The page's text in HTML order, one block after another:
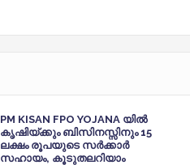
PM KISAN FPO YOJANA യിൽ
കൃഷിയ്ക്കും ബിസിനസ്സിനും 15
ലക്ഷം രൂപയുടെ സർക്കാർ
സഹായം, കൂടുതലറിയാം